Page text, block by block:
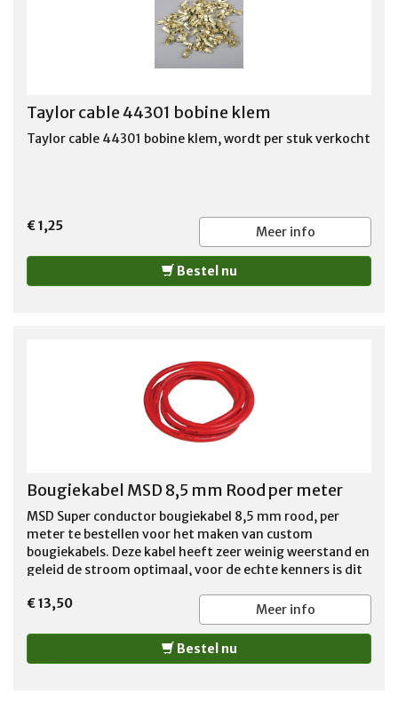
Taylor cable 44301 bobine klem
Taylor cable 44301 bobine klem, wordt per stuk verkocht
€ 1,25 Meer info
Bestel nu
Bougiekabel MSD 8,5 mm Rood per meter
MSD Super conductor bougiekabel 8,5 mm rood, per
meter te bestellen voor het maken van custom
bougiekabels. Deze kabel heeft zeer weinig weerstand en
geleid de stroom optimaal, voor de echte kenners is dit
de motor. Per meter te bestellen voor 13,00 euro incl
btw per meter. LET OP: door u bestelde op maat
afgeknipte kabel kan niet retour worden gezonden !!
€ 13,50 Meer info
Bestel nu